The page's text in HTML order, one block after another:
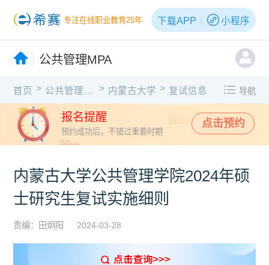
专注在线职业教育25年 下载APP 小程序
公共管理MPA
首页 > 公共管理MPA > 内蒙古大学 > 复试信息 导航
报名提醒
预约成功后，不错过重要时期
点击预约
内蒙古大学公共管理学院2024年硕
士研究生复试实施细则
责编：田炯阳 2024-03-28